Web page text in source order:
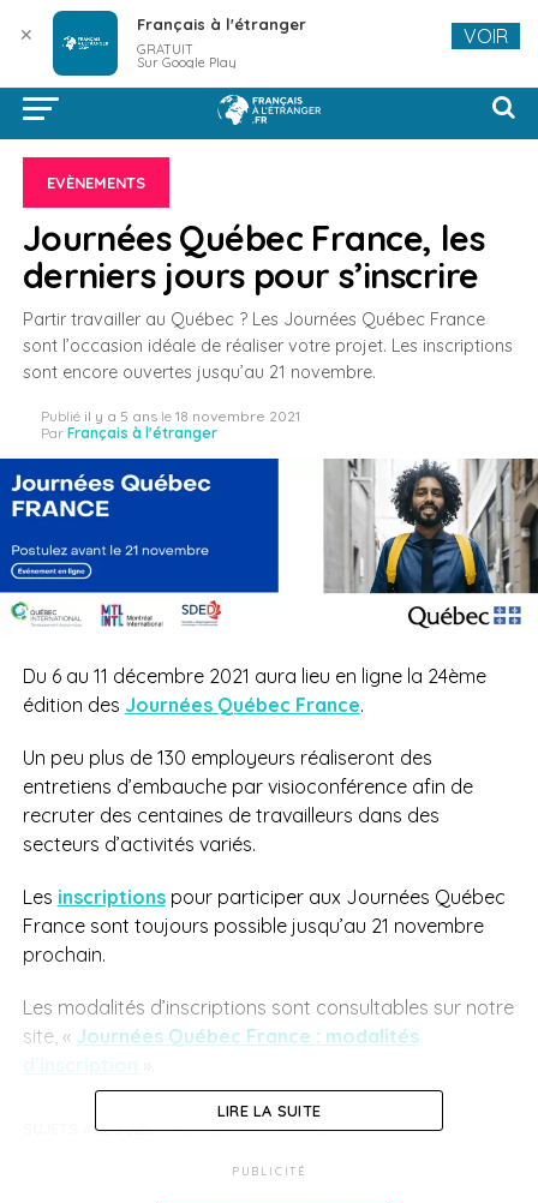
EVÈNEMENTS
Journées Québec France, les
derniers jours pour s’inscrire
Partir travailler au Québec ? Les Journées Québec France
sont l’occasion idéale de réaliser votre projet. Les inscriptions
sont encore ouvertes jusqu’au 21 novembre.
Publié il y a 5 ans le 18 novembre 2021
Par Français à l'étranger
Du 6 au 11 décembre 2021 aura lieu en ligne la 24ème
édition des Journées Québec France.
Un peu plus de 130 employeurs réaliseront des
entretiens d’embauche par visioconférence afin de
recruter des centaines de travailleurs dans des
secteurs d’activités variés.
Les inscriptionspour participer aux Journées Québec
France sont toujours possible jusqu’au 21 novembre
prochain.
Les modalités d’inscriptions sont consultables sur notre
site, « Journées Québec France : modalités
SUJETS ASSOCIÉS: EMPLOI
FEATURED
LIRE LA SUITE
PUBLICITÉ
✕ Français à l'étranger
GRATUIT
Sur Google Play
VOIR